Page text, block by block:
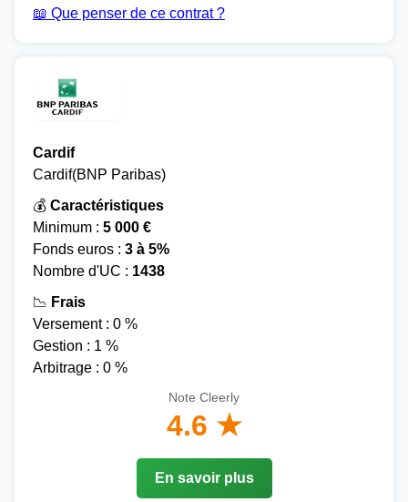
📖 Que penser de ce contrat ?
Cardif
Cardif(BNP Paribas)
💰 Caractéristiques
Minimum : 5 000 €
Fonds euros : 3 à 5%
Nombre d'UC : 1438
📉 Frais
Versement : 0 %
Gestion : 1 %
Arbitrage : 0 %
Note Cleerly
4.6 ★
En savoir plus